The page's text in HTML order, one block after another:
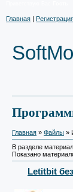
Главная |
Главная » Файлы »
В разделе
Показано
Letitbit